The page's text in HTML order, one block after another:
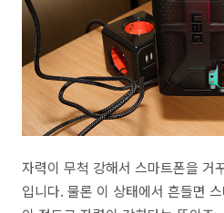
자력이 무척 강해서 스마트폰을 거
입니다. 물론 이 상태에서 흔들면